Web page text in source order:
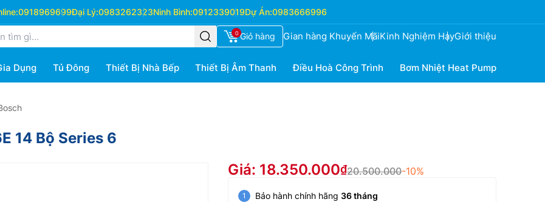
0918969699Đại Lý:0983262323Ninh Bình:0912339019Dự Án:0983666996
0 Giỏ hàng Gian hàng Khuyến MãiKinh Nghiệm HayGiới thiệu
Dụng Tủ Đông Thiết Bị Nhà Bếp Thiết Bị Âm Thanh Điều Hoà Công Trình Bơm Nhiệt Heat Pump
14 Bộ Series 6
Giá: 18.350.000 20.500.000-10%
Bảo hành chính hãng 36 tháng